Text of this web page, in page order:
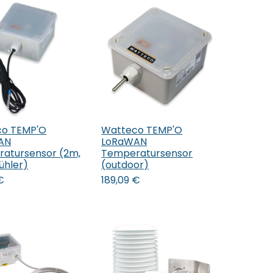
Warenkorb
TEMP'O
(2m,
In den Warenkorb
Watteco TEMP'O
LoRaWAN
Temperatursensor
(outdoor)
189,09 €